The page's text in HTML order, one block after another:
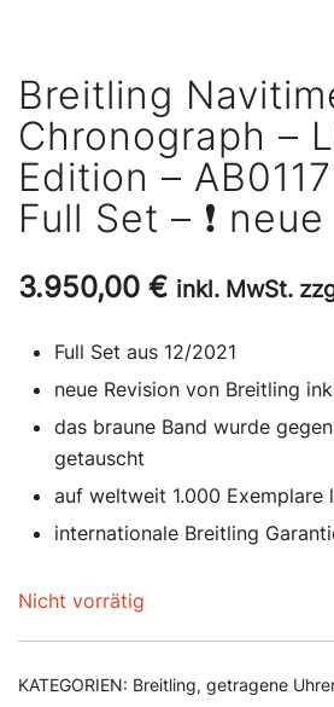
Breitling
Chronograph –
Edition –
Full Set – ❗ neue
3.950,00 € inkl. MwSt.
Full Set aus 12/2021
neue Revision von Breitling
das braune Band wurde
getauscht
auf weltweit 1.000 Exemplare
internationale Breitling
Nicht vorrätig
KATEGORIEN: Breitling, getragene